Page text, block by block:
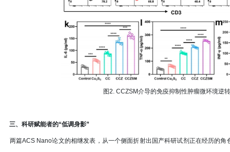
图2. CCZSM介导的免疫抑制性肿瘤微环境逆
三、科研赋能者的“低调身影”
两篇ACS Nano论文的相继发表，从一个侧面折射出国产科研试剂正在经历的角